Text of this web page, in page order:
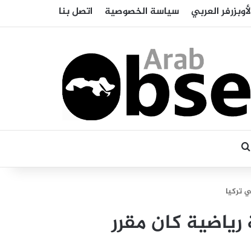
العربي سياسة الخصوصية اتصل بنا
الوضع المظلم
تركيا
كان مقرر